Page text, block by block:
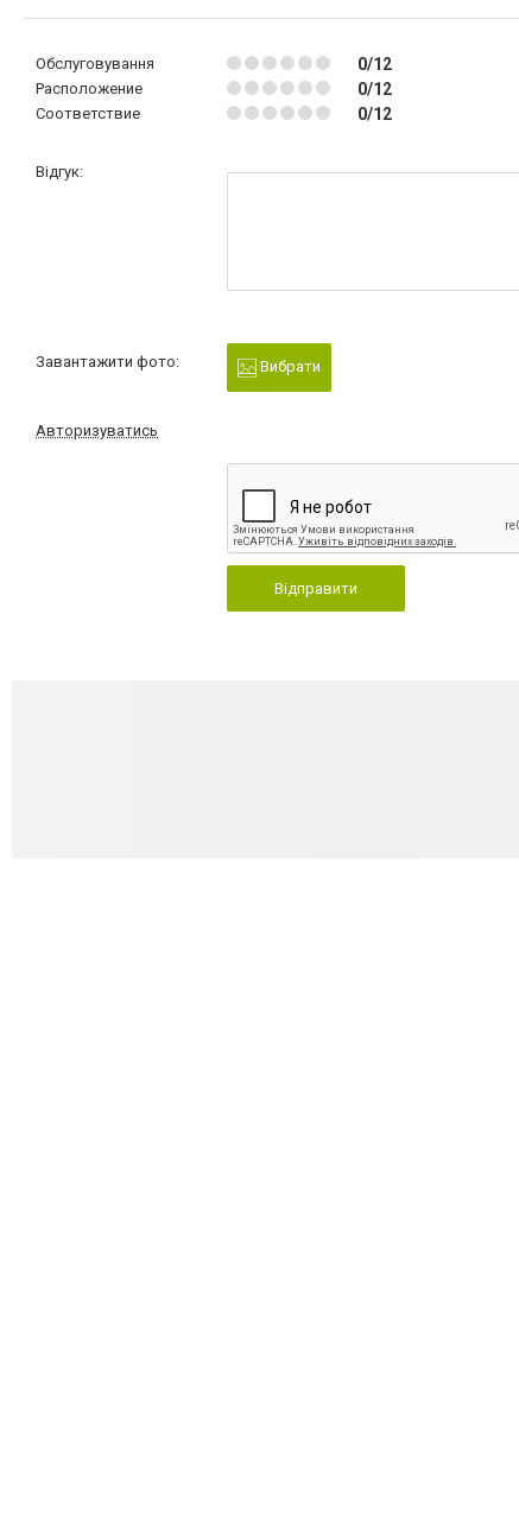
Обслуговування 0/12
Расположение 0/12
Соответствие 0/12
Відгук:
Завантажити фото: Вибрати
Авторизуватись
Відправити